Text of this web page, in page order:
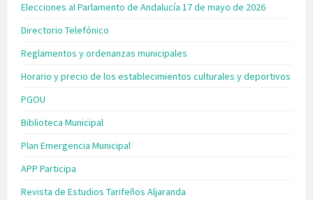
Elecciones al Parlamento de Andalucía 17 de mayo de 2026
Directorio Telefónico
Reglamentos y ordenanzas municipales
Horario y precio de los establecimientos culturales y deportivos
PGOU
Biblioteca Municipal
Plan Emergencia Municipal
APP Participa
Revista de Estudios Tarifeños Aljaranda